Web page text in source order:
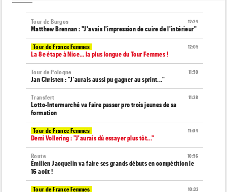
12:24
Tour de Burgos
Matthew Brennan : "J'avais l'impression de cuire de l'intérieur"
12:05
Tour de France Femmes
La 8e étape à Nice… la plus longue du Tour Femmes !
11:50
Tour de Pologne
Jan Christen : "J'aurais aussi pu gagner au sprint..."
11:28
Transfert
Lotto-Intermarché va faire passer pro trois jeunes de sa
formation
11:04
Tour de France Femmes
Demi Vollering : "J'aurais dû essayer plus tôt..."
10:56
Route
Émilien Jacquelin va faire ses grands débuts en compétition le
16 août !
10:33
Tour de France Femmes